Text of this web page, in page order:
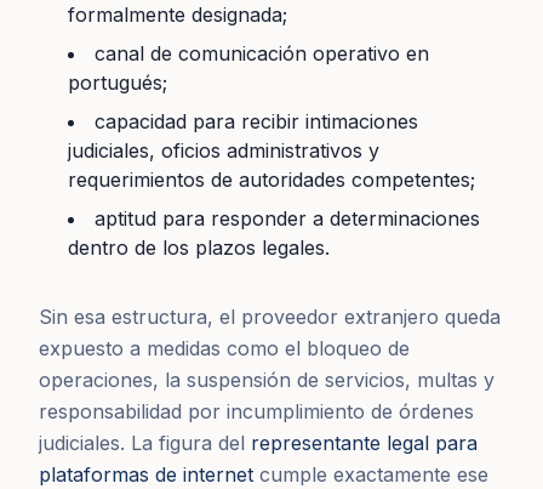
formalmente designada;
canal de comunicación operativo en
portugués;
capacidad para recibir intimaciones
judiciales, oficios administrativos y
requerimientos de autoridades competentes;
aptitud para responder a determinaciones
dentro de los plazos legales.
Sin esa estructura, el proveedor extranjero queda
expuesto a medidas como el bloqueo de
operaciones, la suspensión de servicios, multas y
responsabilidad por incumplimiento de órdenes
judiciales. La figura del representante legal para
plataformas de internet cumple exactamente ese